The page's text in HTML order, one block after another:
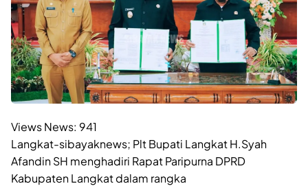
Views News: 941
Langkat-sibayaknews; Plt Bupati Langkat H.Syah
Afandin SH menghadiri Rapat Paripurna DPRD
Kabupaten Langkat dalam rangka